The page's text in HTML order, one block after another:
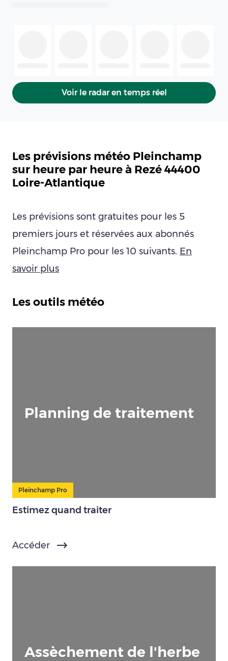
Voir le radar en temps réel
Les prévisions météo Pleinchamp
sur heure par heure à Rezé 44400
Loire-Atlantique
Les prévisions sont gratuites pour les 5
premiers jours et réservées aux abonnés
Pleinchamp Pro pour les 10 suivants. En
savoir plus
Les outils météo
Planning de traitement
Pleinchamp Pro
Estimez quand traiter
Accéder
Assèchement de l'herbe